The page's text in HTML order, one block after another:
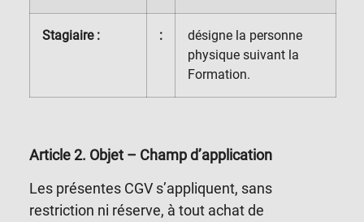
Stagiaire : :
désigne la personne
physique suivant la
Formation.
Article 2. Objet – Champ d’application
Les présentes CGV s’appliquent, sans
restriction ni réserve, à tout achat de